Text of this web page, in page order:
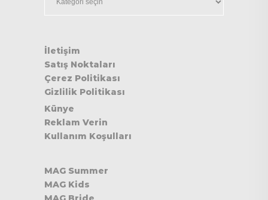
İletişim
Satış Noktaları
Çerez Politikası
Gizlilik Politikası
Künye
Reklam Verin
Kullanım Koşulları
MAG Summer
MAG Kids